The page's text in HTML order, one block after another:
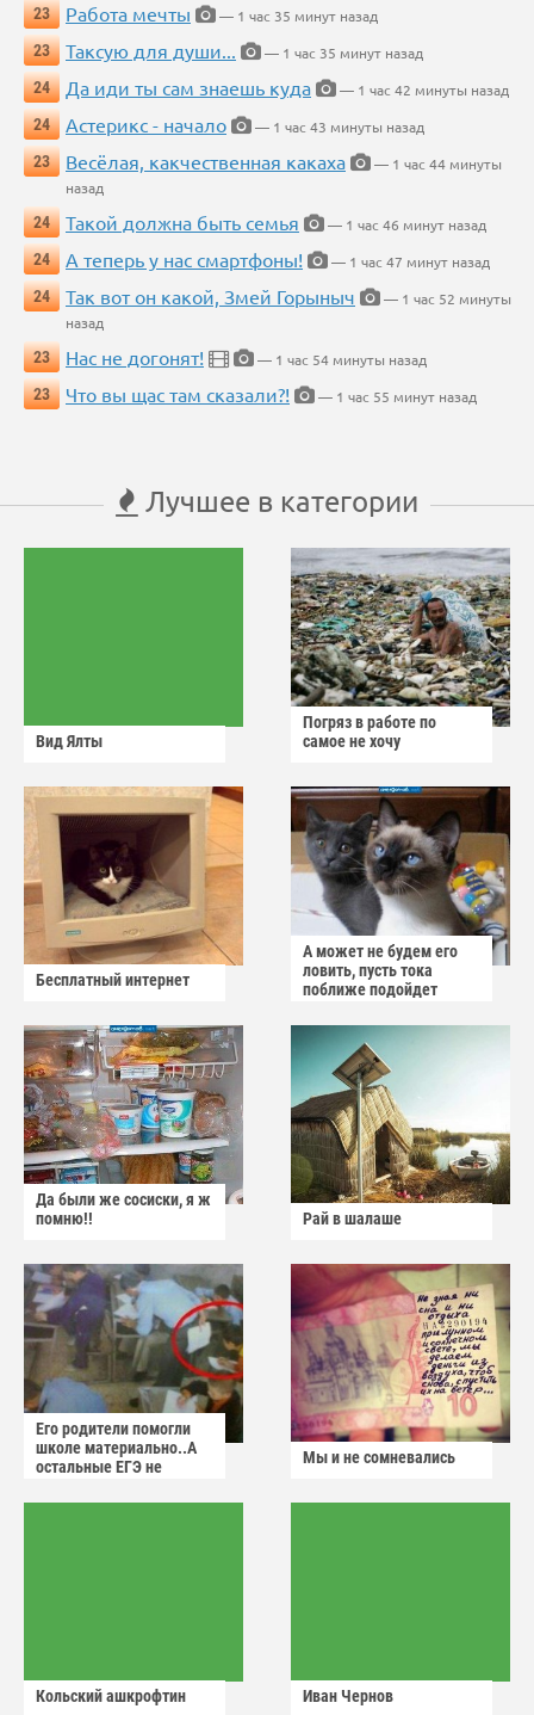
23 Работа мечты
— 1 час 35 минут назад
23
Таксую для души...
— 1 час 35 минут назад
24
Да иди ты сам знаешь куда
— 1 час 42 минуты назад
24
Астерикс - начало
— 1 час 43 минуты назад
23
Весёлая, какчественная какаха
— 1 час 44 минуты
назад
24
Такой должна быть семья
— 1 час 46 минут назад
24
А теперь у нас смартфоны!
— 1 час 47 минут назад
24
Так вот он какой, Змей Горыныч
— 1 час 52 минуты
назад
23
Нас не догонят!
— 1 час 54 минуты назад
23
Что вы щас там сказали?! — 1 час 55 минут назад
Лучшее в категории
Вид Ялты
Погряз в работе по
самое не хочу
Бесплатный интернет
А может не будем его
ловить, пусть тока
поближе подойдет
Да были же сосиски, я ж
помню!!
Рай в шалаше
Его родители помогли
школе материально..А
остальные ЕГЭ не
Мы и не сомневались
Кольский ашкрофтин Иван Чернов